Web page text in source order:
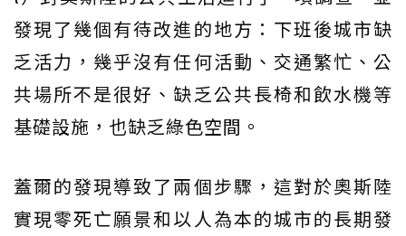
發現了幾個有待改進的地方：下班後城市缺
乏活力，幾乎沒有任何活動、交通繁忙、公
共場所不是很好、缺乏公共長椅和飲水機等
基礎設施，也缺乏綠色空間。
蓋爾的發現導致了兩個步驟，這對於奧斯陸
實現零死亡願景和以人為本的城市的長期發